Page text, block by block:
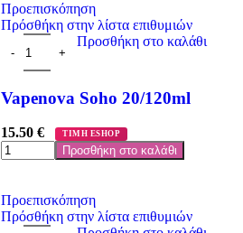
Προεπισκόπηση
Πρόσθήκη στην λίστα επιθυμιών
Προσθήκη στο καλάθι
Vapenova Soho 20/120ml
15.50 € ΤΙΜΗ ESHOP
Προσθήκη στο καλάθι
Προεπισκόπηση
Πρόσθήκη στην λίστα επιθυμιών